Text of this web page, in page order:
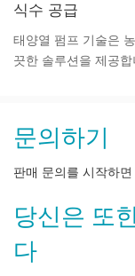
식수 공급
태양열 펌프 기술은
끗한 솔루션을 제공합
문의하기
판매 문의를 시작하
당신은 또
다